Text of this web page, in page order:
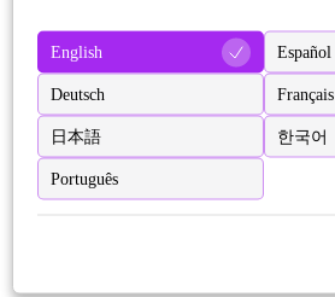
English Español
Deutsch Français
日本語 한국어
Português